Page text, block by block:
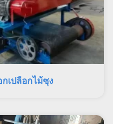
เปลือกไม้ซุง